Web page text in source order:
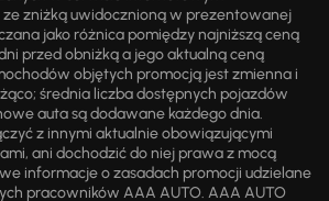
zniżką uwidocznioną w prezentowanej
jako różnica pomiędzy najniższą ceną
przed obniżką a jego aktualną ceną
objętych promocją jest zmienna i
średnia liczba dostępnych pojazdów
auta są dodawane każdego dnia.
z innymi aktualnie obowiązującymi
ani dochodzić do niej prawa z mocą
informacje o zasadach promocji udzielane
pracowników AAA AUTO. AAA AUTO